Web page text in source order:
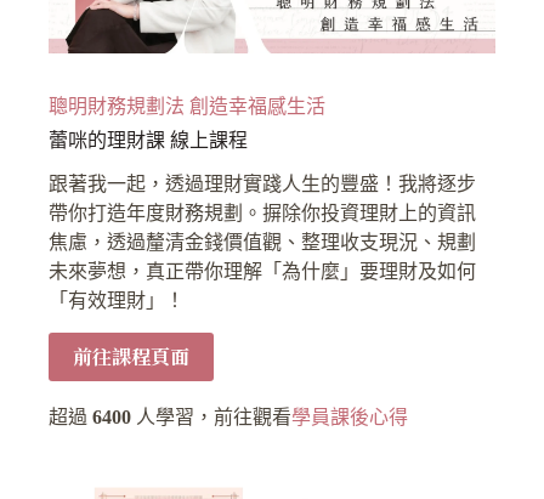
聰明財務規劃法 創造幸福感生活
蕾咪的理財課 線上課程
跟著我一起，透過理財實踐人生的豐盛！我將逐步
帶你打造年度財務規劃。摒除你投資理財上的資訊
焦慮，透過釐清金錢價值觀、整理收支現況、規劃
未來夢想，真正帶你理解「為什麼」要理財及如何
「有效理財」！
前往課程頁面
超過6400 人學習，前往觀看學員課後心得